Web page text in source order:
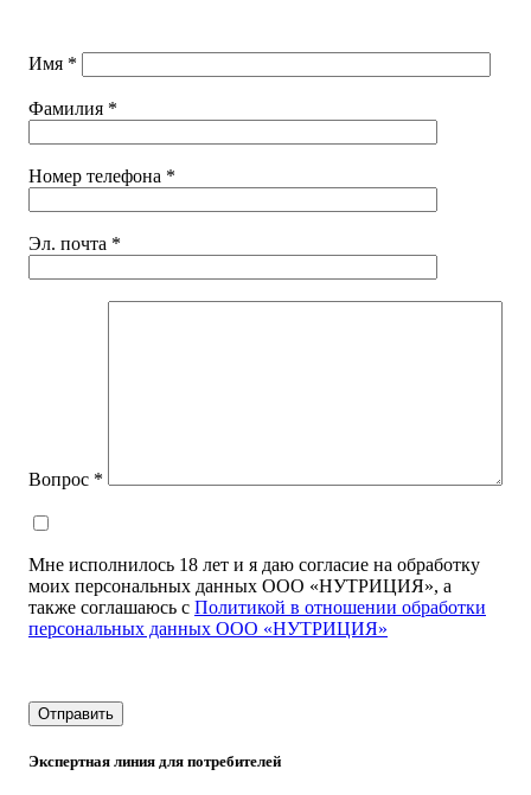
Имя *
Фамилия *
Номер телефона *
Эл. почта *
Вопрос *
Мне исполнилось 18 лет и я даю согласие на обработку
моих персональных данных ООО «НУТРИЦИЯ», а
также соглашаюсь с Политикой в отношении обработки
персональных данных ООО «НУТРИЦИЯ»
Отправить
Экспертная линия для потребителей